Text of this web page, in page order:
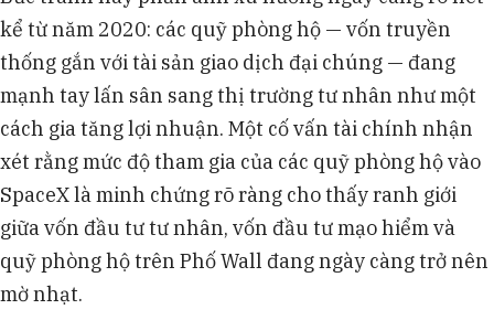
kể từ năm 2020: các quỹ phòng hộ — vốn truyền
thống gắn với tài sản giao dịch đại chúng — đang
mạnh tay lấn sân sang thị trường tư nhân như một
cách gia tăng lợi nhuận. Một cố vấn tài chính nhận
xét rằng mức độ tham gia của các quỹ phòng hộ vào
SpaceX là minh chứng rõ ràng cho thấy ranh giới
giữa vốn đầu tư tư nhân, vốn đầu tư mạo hiểm và
quỹ phòng hộ trên Phố Wall đang ngày càng trở nên
mờ nhạt.